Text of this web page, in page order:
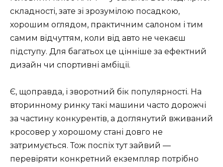
складності, зате зі зрозумілою посадкою,
хорошим оглядом, практичним салоном і тим
самим відчуттям, коли від авто не чекаєш
підступу. Для багатьох це цінніше за ефектний
дизайн чи спортивні амбіції.
Є, щоправда, і зворотний бік популярності. На
вторинному ринку такі машини часто дорожчі
за частину конкурентів, а доглянутий вживаний
кросовер у хорошому стані довго не
затримується. Тож поспіх тут зайвий —
перевіряти конкретний екземпляр потрібно